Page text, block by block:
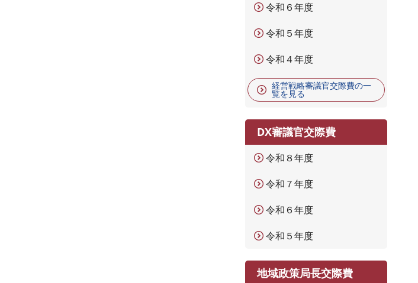
令和６年度
令和５年度
令和４年度
経営戦略審議官交際費の一
覧を見る
DX審議官交際費
令和８年度
令和７年度
令和６年度
令和５年度
地域政策局長交際費